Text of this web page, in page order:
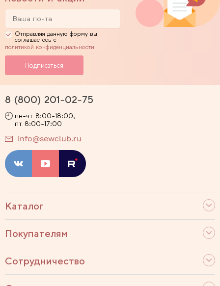
Отправляя данную форму вы
соглашаетесь с
политикой конфиденциальности
Каталог
Покупателям
Сотрудничество
8 (800) 201-02-75
пн-чт 8:00-18:00,
пт 8:00-17:00
info@sewclub.ru